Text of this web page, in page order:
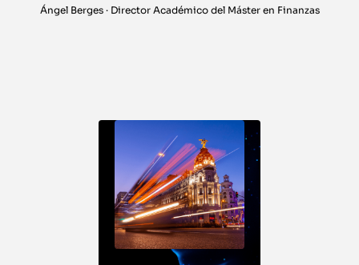
Ángel Berges · Director Académico del Máster en Finanzas